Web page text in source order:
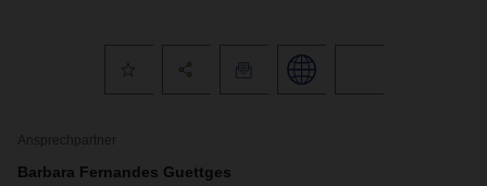
Ansprechpartner
Barbara Fernandes Guettges